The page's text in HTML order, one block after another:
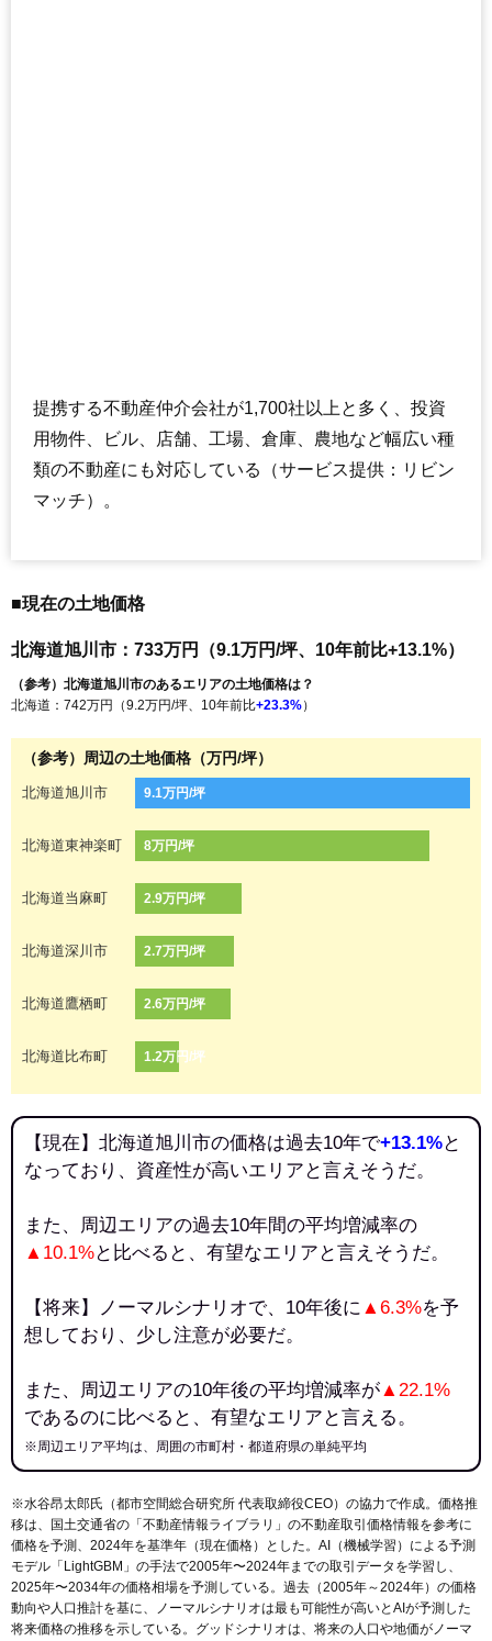
提携する不動産仲介会社が1,700社以上と多く、投資
用物件、ビル、店舗、工場、倉庫、農地など幅広い種
類の不動産にも対応している（サービス提供：リビン
マッチ）。
■現在の土地価格
北海道旭川市：733万円（9.1万円/坪、10年前比+13.1%）
（参考）北海道旭川市のあるエリアの土地価格は？
北海道：742万円（9.2万円/坪、10年前比+23.3%）
（参考）周辺の土地価格（万円/坪）
北海道旭川市 9.1万円/坪
北海道東神楽町 8万円/坪
北海道当麻町 2.9万円/坪
北海道深川市 2.7万円/坪
北海道鷹栖町 2.6万円/坪
北海道比布町 1.2万円/坪
【現在】北海道旭川市の価格は過去10年で+13.1%と
なっており、資産性が高いエリアと言えそうだ。
また、周辺エリアの過去10年間の平均増減率の
▲10.1%と比べると、有望なエリアと言えそうだ。
【将来】ノーマルシナリオで、10年後に ▲6.3%を予
想しており、少し注意が必要だ。
また、周辺エリアの10年後の平均増減率が▲22.1%
であるのに比べると、有望なエリアと言える。
※周辺エリア平均は、周囲の市町村・都道府県の単純平均
※水谷昂太郎氏（都市空間総合研究所 代表取締役CEO）の協力で作成。価格推
移は、国土交通省の「 不動産情報ライブラリ 」の不動産取引価格情報を参考に
価格を予測、2024年を基準年（現在価格）とした。AI（機械学習）による予測
モデル「LightGBM」の手法で2005年〜2024年までの取引データを学習し、
2025年〜2034年の価格相場を予測している。過去（2005年～2024年）の価格
動向や人口推計を基に、ノーマルシナリオは最も可能性が高いとAIが予測した
将来価格の推移を示している。グッドシナリオは、将来の人口や地価がノーマ